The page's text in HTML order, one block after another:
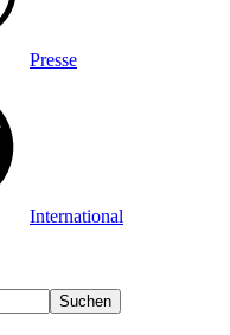
Presse
International
Suchen